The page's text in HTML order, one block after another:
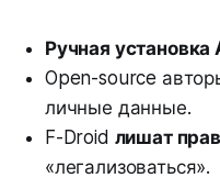
Ручная установка
Open-source
личные данные.
F-Droid лишат
«легализоваться».